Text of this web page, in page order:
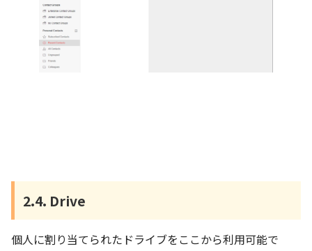
2.4. Drive
個人に割り当てられたドライブをここから利用可能で